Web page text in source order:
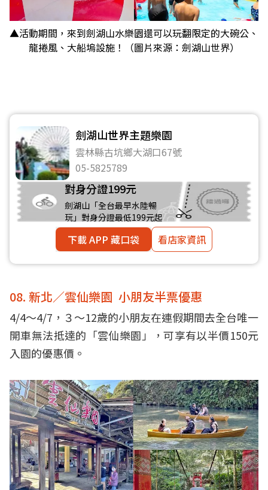
▲活動期間，來到劍湖山水樂園還可以玩翻限定的大碗公、
龍捲風、大船塢設施！（圖片來源：劍湖山世界）
劍湖山世界主題樂園
雲林縣古坑鄉大湖口67號
05-5825789
對身分證199元
劍湖山「全台最早水陸暢
玩」對身分證最低199元起
下載 APP 藏口袋 看店家資訊
08. 新北／雲仙樂園 小朋友半票優惠
4/4～4/7，３～12歲的小朋友在連假期間去全台唯一
開車無法抵達的「雲仙樂園」，可享有以半價150元
入園的優惠價。